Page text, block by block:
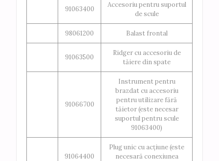
91063400
Accesoriu pentru suportul
de scule
98061200 Balast frontal
91063500
Ridger cu accesoriu de
tăiere din spate
91066700
Instrument pentru
brazdat cu accesoriu
pentru utilizare fără
tăietor (este necesar
suportul pentru scule
91063400)
91064400
Plug unic cu acțiune (este
necesară conexiunea